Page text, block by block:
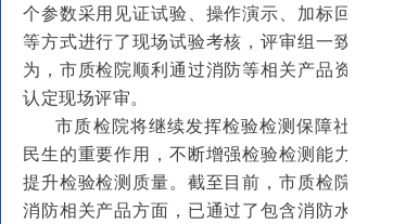
个参数采用见证试验、操作演示、加标回收
等方式进行了现场试验考核，评审组一致认
为，市质检院顺利通过消防等相关产品资质
认定现场评审。
市质检院将继续发挥检验检测保障社会
民生的重要作用，不断增强检验检测能力，
提升检验检测质量。截至目前，市质检院在
消防相关产品方面，已通过了包含消防水带